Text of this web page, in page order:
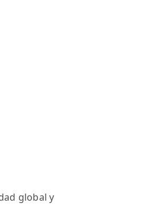
global y